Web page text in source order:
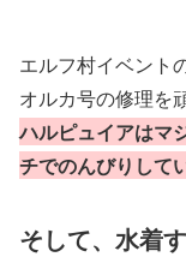
エルフ村イベント
オルカ号の修理を
ハルピュイアはマ
チでのんびりして
そして、水着す